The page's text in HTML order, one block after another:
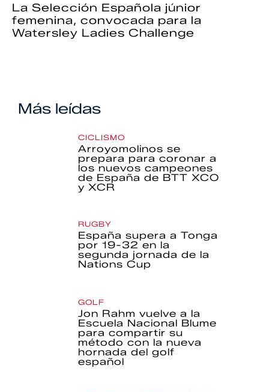
La Selección Española júnior
femenina, convocada para la
Watersley Ladies Challenge
Más leídas
CICLISMO
Arroyomolinos se
prepara para coronar a
los nuevos campeones
de España de BTT XCO
y XCR
RUGBY
España supera a Tonga
por 19-32 en la
segunda jornada de la
Nations Cup
GOLF
Jon Rahm vuelve a la
Escuela Nacional Blume
para compartir su
método con la nueva
hornada del golf
español